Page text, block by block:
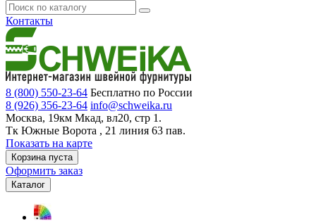
Контакты
8 (800) 550-23-64 Бесплатно по России
8 (926) 356-23-64 info@schweika.ru
Москва, 19км Мкад, вл20, стр 1.
Тк Южные Ворота , 21 линия 63 пав.
Показать на карте
Корзина пуста
Оформить заказ
Каталог